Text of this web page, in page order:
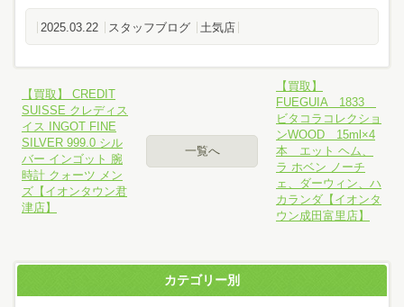
2025.03.22 スタッフブログ 土気店
【買取】 CREDIT
SUISSE クレディス
イス INGOT FINE
SILVER 999.0 シル
バー インゴット 腕
時計 クォーツ メン
ズ【イオンタウン君
津店】
一覧へ
【買取】
FUEGUIA 1833
ビタコラコレクショ
ンWOOD 15ml×4
本 エット ヘム、
ラ ホベン ノーチ
ェ、ダーウィン、ハ
カランダ【イオンタ
ウン成田富里店】
カテゴリー別